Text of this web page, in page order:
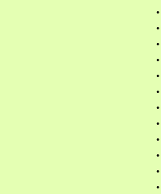
•
•
•
•
•
•
•
•
•
•
•
•